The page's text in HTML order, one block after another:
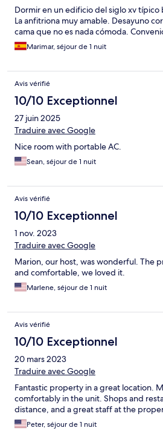
Dormir en un edificio del siglo xv típico
La anfitriona muy amable. Desayuno
cama que no es nada cómoda.
Marimar, séjour de 1 nuit
Avis vérifié
10/10 Exceptionnel
27 juin 2025
Traduire avec Google
Nice room with portable AC.
Sean, séjour de 1 nuit
Avis vérifié
10/10 Exceptionnel
1 nov. 2023
Traduire avec Google
Marion, our host, was wonderful. The
and comfortable, we loved it.
Marlene, séjour de 1 nuit
Avis vérifié
10/10 Exceptionnel
20 mars 2023
Traduire avec Google
Fantastic property in a great location.
comfortably in the unit. Shops and
distance, and a great staff at the
Peter, séjour de 1 nuit